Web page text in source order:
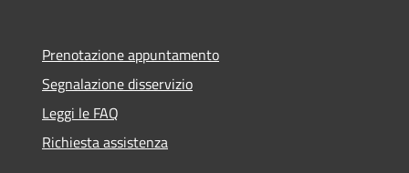
Prenotazione appuntamento
Segnalazione disservizio
Leggi le FAQ
Richiesta assistenza